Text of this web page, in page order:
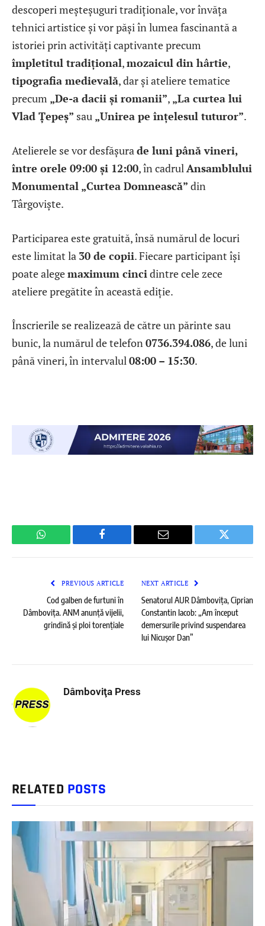
descoperi meșteșuguri tradiționale, vor învăța
tehnici artistice și vor păși în lumea fascinantă a
istoriei prin activități captivante precum
împletitul tradițional,mozaicul din hârtie,
tipografia medievală, dar și ateliere tematice
precum „De-a dacii și romanii”, „La curtea lui
Vlad Țepeș” sau „Unirea pe înțelesul tuturor”.
Atelierele se vor desfășurade luni până vineri,
între orele 09:00 și 12:00, în cadrulAnsamblului
Monumental „Curtea Domnească” din
Târgoviște.
Participarea este gratuită, însă numărul de locuri
este limitat la 30 de copii. Fiecare participant își
poate alegemaximum cinci dintre cele zece
ateliere pregătite în această ediție.
Înscrierile se realizează de către un părinte sau
bunic, la numărul de telefon0736.394.086, de luni
până vineri, în intervalul08:00 – 15:30.
WhatsApp Facebook Email Twitter
PREVIOUS ARTICLE
Cod galben de furtuni în
Dâmbovița. ANM anunță vijelii,
grindină și ploi torențiale
NEXT ARTICLE
Senatorul AUR Dâmbovița, Ciprian
Constantin Iacob: „Am început
demersurile privind suspendarea
lui Nicușor Dan”
Dâmboviţa Press
RELATED POSTS